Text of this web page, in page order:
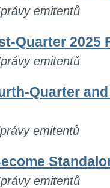
emitentů
Quarter 2025
emitentů
Quarter
emitentů
emitentů